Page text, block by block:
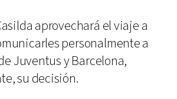
aprovechará el viaje a
personalmente a
Juventus y Barcelona,
su decisión.